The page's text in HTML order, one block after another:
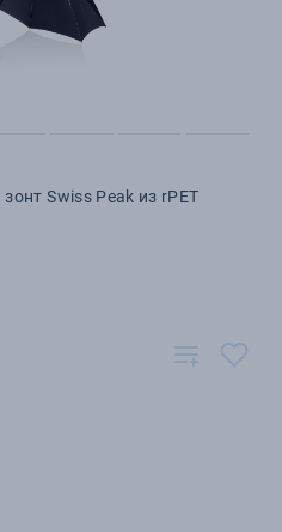
Swiss Peak из rPET